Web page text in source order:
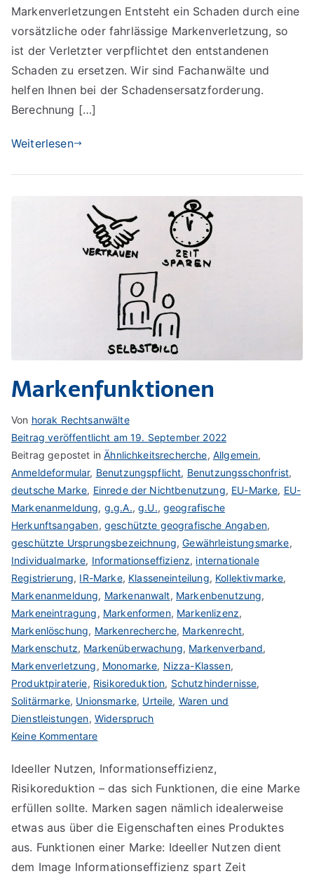
Markenverletzungen Entsteht ein Schaden durch eine
vorsätzliche oder fahrlässige Markenverletzung, so
ist der Verletzter verpflichtet den entstandenen
Schaden zu ersetzen. Wir sind Fachanwälte und
helfen Ihnen bei der Schadensersatzforderung.
Berechnung […]
Weiterlesen
Markenfunktionen
Von horak Rechtsanwälte
Beitrag veröffentlicht am19. September 2022
Beitrag gepostet inÄhnlichkeitsrecherche, Allgemein,
Anmeldeformular, Benutzungspflicht, Benutzungsschonfrist,
deutsche Marke, Einrede der Nichtbenutzung, EU-Marke, EU-
Markenanmeldung, g.g.A.,g.U., geografische
Herkunftsangaben, geschützte geografische Angaben,
geschützte Ursprungsbezeichnung,Gewährleistungsmarke,
Individualmarke, Informationseffizienz, internationale
Registrierung, IR-Marke, Klasseneinteilung, Kollektivmarke,
Markenanmeldung, Markenanwalt, Markenbenutzung,
Markeneintragung, Markenformen, Markenlizenz,
Markenlöschung, Markenrecherche, Markenrecht,
Markenschutz, Markenüberwachung, Markenverband,
Markenverletzung, Monomarke, Nizza-Klassen,
Produktpiraterie, Risikoreduktion, Schutzhindernisse,
Solitärmarke, Unionsmarke, Urteile, Waren und
Dienstleistungen, Widerspruch
Keine Kommentarezu
Ideeller Nutzen, Informationseffizienz,
Risikoreduktion – das sich Funktionen, die eine Marke
erfüllen sollte. Marken sagen nämlich idealerweise
etwas aus über die Eigenschaften eines Produktes
aus. Funktionen einer Marke: Ideeller Nutzen dient
dem Image Informationseffizienz spart Zeit